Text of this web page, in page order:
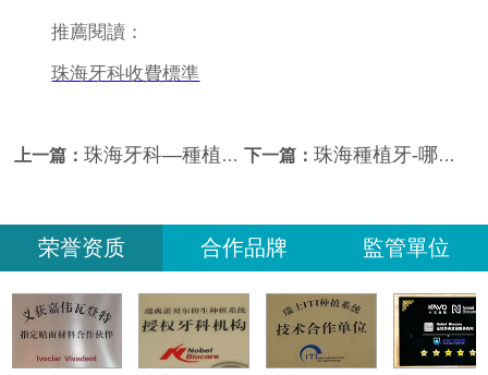
推薦閱讀：
珠海牙科收費標準
上一篇：珠海牙科—種植牙為什麼可以媲美真牙呢？ 下一篇： 珠海種植牙-哪些患者能接受種植體手術？患者有哪些全身情況時不能做種植手術？
荣誉资质 合作品牌 監管單位